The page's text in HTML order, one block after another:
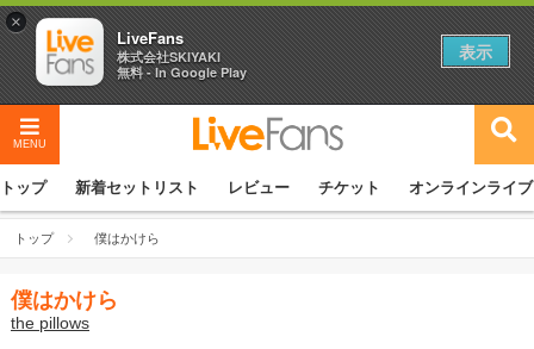
MENU
トップ 新着セットリスト レビュー チケット オンラインライブ
トップ 僕はかけら
僕はかけら
the pillows
×
LiveFans
株式会社SKIYAKI
無料 - In Google Play
表示